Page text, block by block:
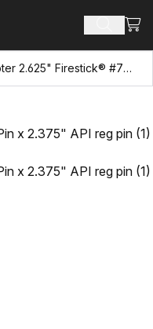
Iskanje
Adapter 2.625" Firestick® #750 Pin x 2.375" API reg pin